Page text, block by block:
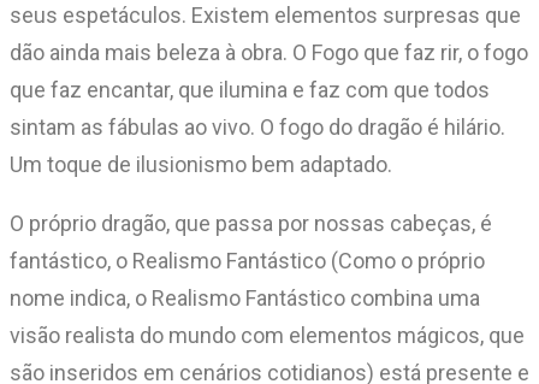
seus espetáculos. Existem elementos surpresas que
dão ainda mais beleza à obra. O Fogo que faz rir, o fogo
que faz encantar, que ilumina e faz com que todos
sintam as fábulas ao vivo. O fogo do dragão é hilário.
Um toque de ilusionismo bem adaptado.
O próprio dragão, que passa por nossas cabeças, é
fantástico, o Realismo Fantástico (Como o próprio
nome indica, o Realismo Fantástico combina uma
visão realista do mundo com elementos mágicos, que
são inseridos em cenários cotidianos) está presente e